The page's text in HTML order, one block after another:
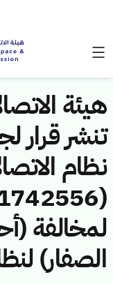
هيئة
تنشر قرار
نظام
لمخالفة
الصفار)